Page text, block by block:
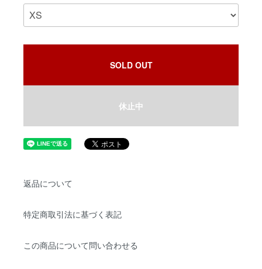
SOLD OUT
休止中
返品について
特定商取引法に基づく表記
この商品について問い合わせる